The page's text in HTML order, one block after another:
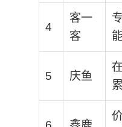
4
客一
客
5 庆鱼